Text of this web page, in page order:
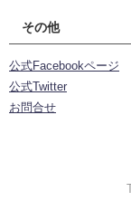
その他
公式Facebookページ
公式Twitter
お問合せ